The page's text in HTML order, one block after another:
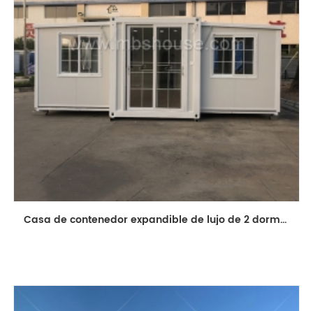
Casa de contenedor expandible de lujo de 2 dormitorios